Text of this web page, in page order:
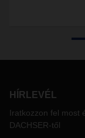
HÍRLEVÉL
Iratkozzon fel most
DACHSER-től